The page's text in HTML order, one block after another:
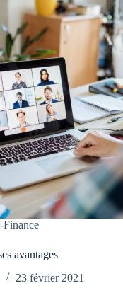
Finance
avantages
23 février 2021